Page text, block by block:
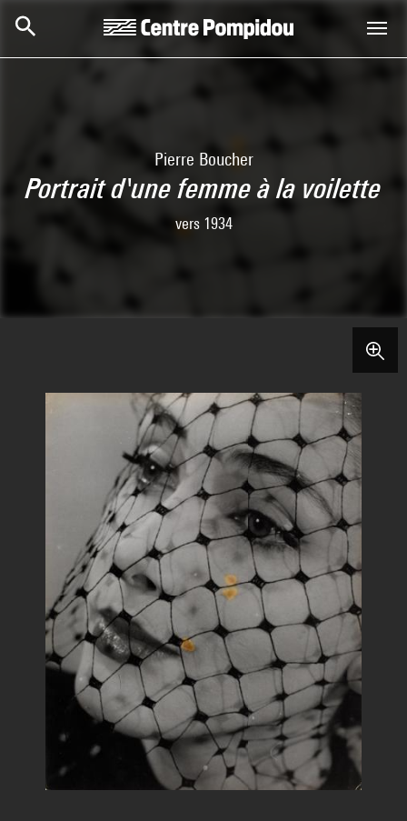
Pierre Boucher
Portrait d'une femme à la voilette
vers 1934